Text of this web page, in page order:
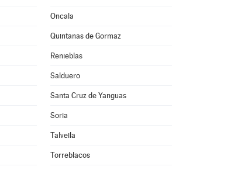
Oncala
Quintanas de Gormaz
Renieblas
Salduero
Santa Cruz de Yanguas
Soria
Talveila
Torreblacos